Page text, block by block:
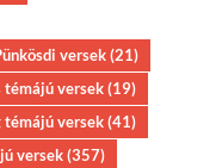
versek(21)
témájú versek(19)
témájú versek(41)
versek(357)